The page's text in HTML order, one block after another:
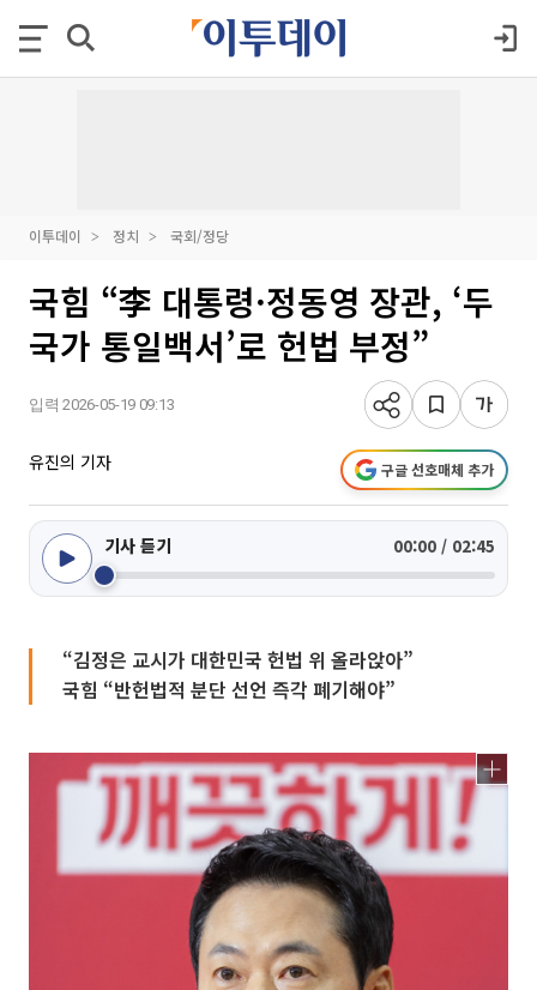
이투데이 정치 국회/정당
국힘 “李 대통령·정동영 장관, ‘두
국가 통일백서’로 헌법 부정”
입력 2026-05-19 09:13
유진의 기자 구글 선호매체 추가
기사 듣기 00:00 / 02:45
“김정은 교시가 대한민국 헌법 위 올라앉아”
국힘 “반헌법적 분단 선언 즉각 폐기해야”